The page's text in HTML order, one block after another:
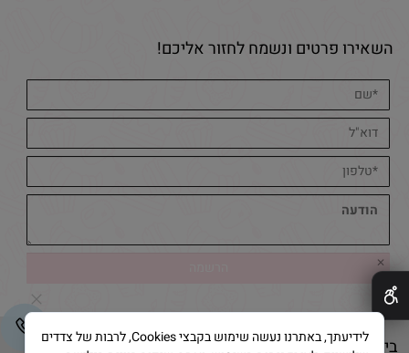
השאירו פרטים ונשמח לחזור אליכם!
בייק אנד קייק © 2025 All Rights Reserved
✕
לידיעתך, באתרנו נעשה שימוש בקבצי Cookies, לרבות של צדדים